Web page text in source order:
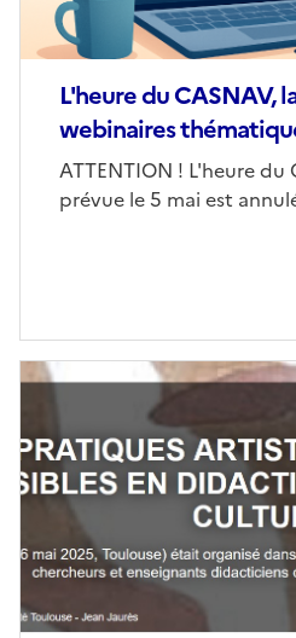
L'heure du CASNAV,
webinaires
Corps
ATTENTION ! L'heure
prévue le 5 mai est
Image
couverture
(conseillée)